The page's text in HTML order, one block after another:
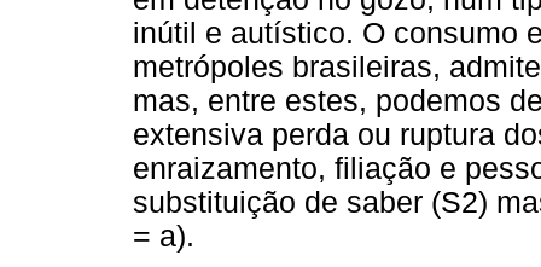
inútil e autístico. O consumo
metrópoles brasileiras,
mas, entre estes, podemos
extensiva perda ou ruptura
enraizamento, filiação e
substituição de saber (S2)
= a).